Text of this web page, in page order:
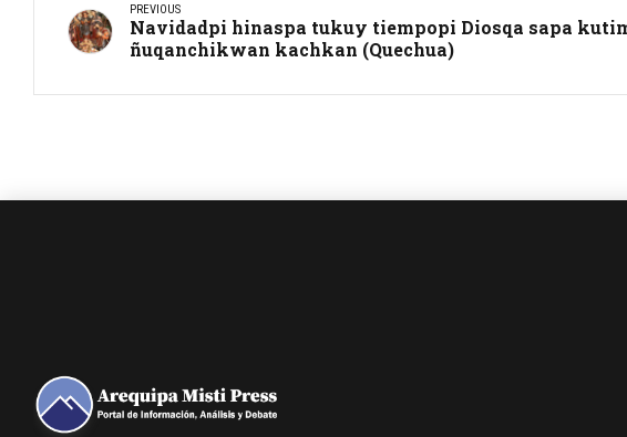
PREVIOUS
Navidadpi hinaspa tukuy tiempopi Diosqa sapa
ñuqanchikwan kachkan (Quechua)